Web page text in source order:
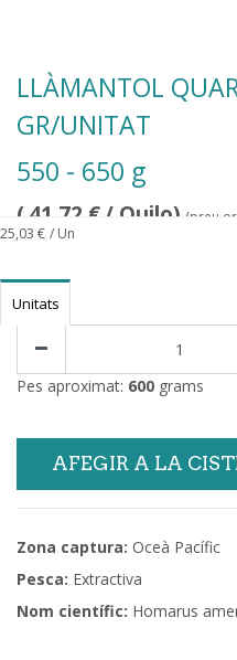
LLÀMANTOL
GR/UNITAT
550 - 650 g
(41,72 € / Quilo)
25,03 € / Un
(preu
Unitats
Pes aproximat: 600 grams
AFEGIR A LA
Zona captura: Oceà Pacífic
Pesca: Extractiva
Nom científic: Homarus